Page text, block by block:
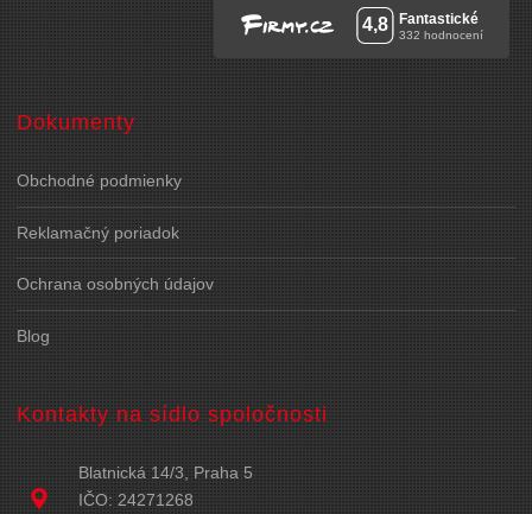
Dokumenty
Obchodné podmienky
Reklamačný poriadok
Ochrana osobných údajov
Blog
Kontakty na sídlo spoločnosti
Blatnická 14/3, Praha 5
IČO: 24271268